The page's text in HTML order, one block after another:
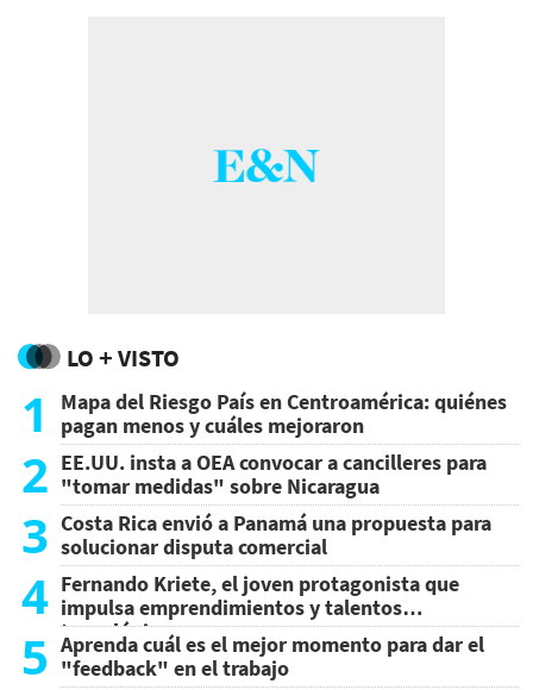
LO + VISTO
1
Mapa del Riesgo País en Centroamérica: quiénes
pagan menos y cuáles mejoraron
2 EE.UU. insta a OEA convocar a cancilleres para
"tomar medidas" sobre Nicaragua
3 Costa Rica envió a Panamá una propuesta para
solucionar disputa comercial
4 Fernando Kriete, el joven protagonista que
impulsa emprendimientos y talentos
tecnológicos
5 Aprenda cuál es el mejor momento para dar el
"feedback" en el trabajo